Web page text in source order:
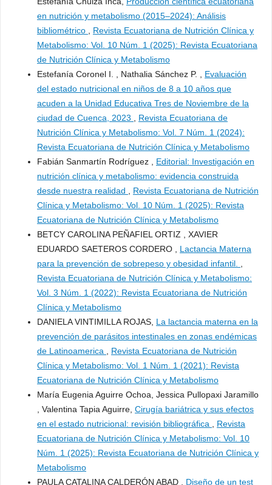
en nutrición y metabolismo (2015–2024): Análisis
bibliométrico
Revista Ecuatoriana de Nutrición Clínica y
Metabolismo: Vol. 10 Núm. 1 (2025): Revista Ecuatoriana
de Nutrición Clínica y Metabolismo
Estefanía Coronel I. , Nathalia Sánchez P. , Evaluación
del estado nutricional en niños de 8 a 10 años que
acuden a la Unidad Educativa Tres de Noviembre de la
ciudad de Cuenca, 2023
Revista Ecuatoriana de
Nutrición Clínica y Metabolismo: Vol. 7 Núm. 1 (2024):
Revista Ecuatoriana de Nutrición Clínica y Metabolismo
Fabián Sanmartín Rodríguez , Editorial: Investigación en
nutrición clínica y metabolismo: evidencia construida
desde nuestra realidad
Revista Ecuatoriana de Nutrición
Clínica y Metabolismo: Vol. 10 Núm. 1 (2025): Revista
Ecuatoriana de Nutrición Clínica y Metabolismo
BETCY CAROLINA PEÑAFIEL ORTIZ , XAVIER
EDUARDO SAETEROS CORDERO , Lactancia Materna
para la prevención de sobrepeso y obesidad infantil.
Revista Ecuatoriana de Nutrición Clínica y Metabolismo:
Vol. 3 Núm. 1 (2022): Revista Ecuatoriana de Nutrición
Clínica y Metabolismo
DANIELA VINTIMILLA ROJAS, La lactancia materna en la
prevención de parásitos intestinales en zonas endémicas
de Latinoamerica
Revista Ecuatoriana de Nutrición
Clínica y Metabolismo: Vol. 1 Núm. 1 (2021): Revista
Ecuatoriana de Nutrición Clínica y Metabolismo
María Eugenia Aguirre Ochoa, Jessica Pullopaxi Jaramillo
, Valentina Tapia Aguirre, Cirugía bariátrica y sus efectos
en el estado nutricional: revisión bibliográfica
Revista
Ecuatoriana de Nutrición Clínica y Metabolismo: Vol. 10
Núm. 1 (2025): Revista Ecuatoriana de Nutrición Clínica y
Metabolismo
PAULA CATALINA CALDERÓN ABAD , Diseño de un test